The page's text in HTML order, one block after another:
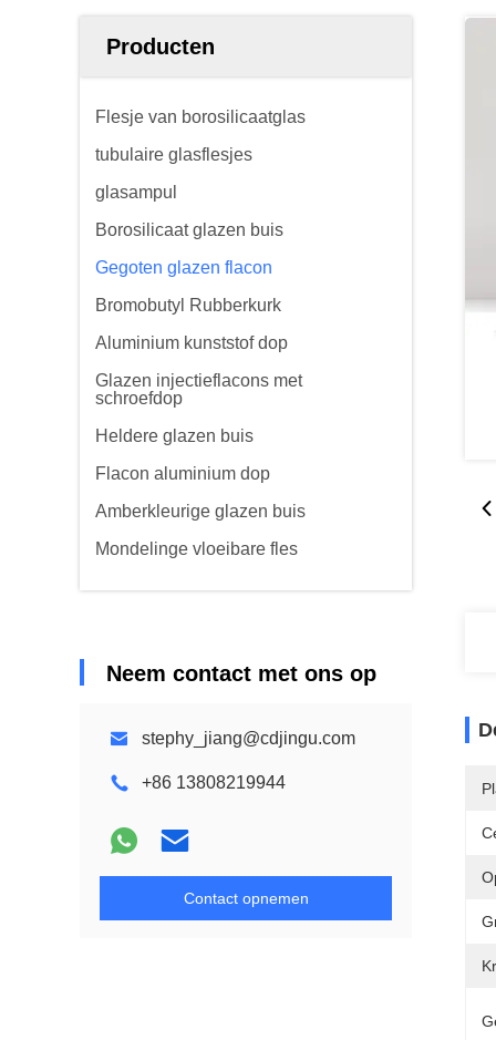
Producten
Flesje van borosilicaatglas
tubulaire glasflesjes
glasampul
Borosilicaat glazen buis
Gegoten glazen flacon
Bromobutyl Rubberkurk
Aluminium kunststof dop
Glazen injectieflacons met
schroefdop
Heldere glazen buis
Flacon aluminium dop
Amberkleurige glazen buis
Mondelinge vloeibare fles
Neem contact met ons op
stephy_jiang@cdjingu.com
+86 13808219944
Contact opnemen